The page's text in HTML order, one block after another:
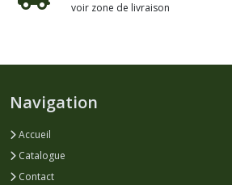
voir zone de livraison
Navigation
Accueil
Catalogue
Contact